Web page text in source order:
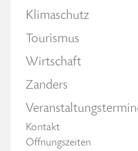
Klimaschutz
Tourismus
Wirtschaft
Zanders
Kontakt
Öffnungszeiten